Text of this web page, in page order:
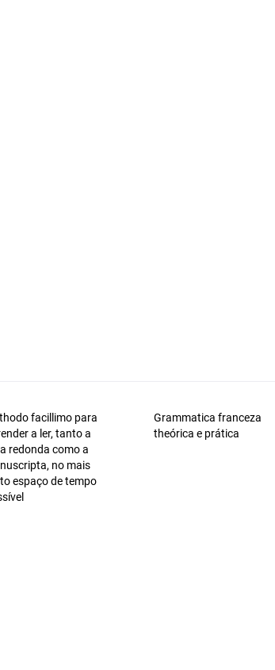
facillimo para
a ler, tanto a
redonda como a
no mais
espaço de tempo
Grammatica franceza
theórica e prática